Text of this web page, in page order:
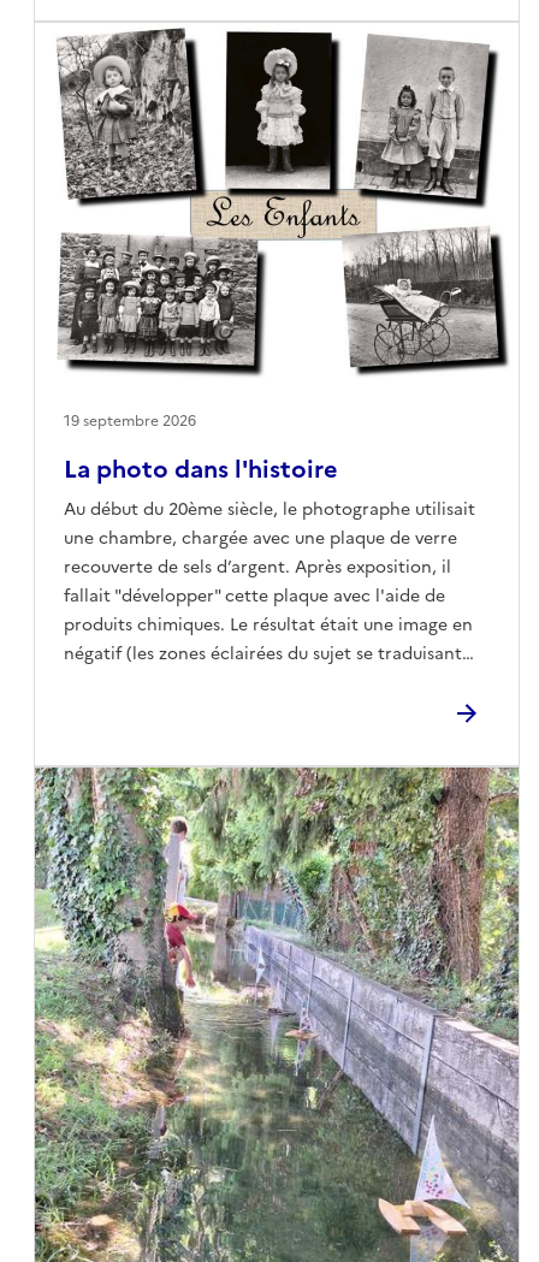
La photo dans l'histoire
Au début du 20ème siècle, le photographe utilisait
une chambre, chargée avec une plaque de verre
recouverte de sels d’argent. Après exposition, il
fallait "développer" cette plaque avec l'aide de
produits chimiques. Le résultat était une image en
négatif (les zones éclairées du sujet se traduisant
réciproquement). Par une 2ème opération similaire,
Photo de Cognin détient un lot de plaques de
verre, de la période 1900 - 1910, qui nous renseigne
sur la vie, familiale ou professionnelle de
l’époque.Nous avons numérisé ces plaques, puis
éliminé les rayures et piqûres qu’elles portaient.
Nous sommes heureux de vous montrer quelques «
tranches de vie ».
19 septembre 2026